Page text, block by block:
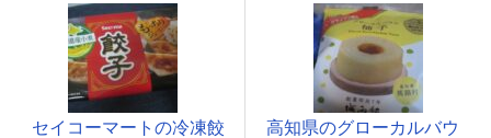
セイコーマートの冷凍餃 高知県のグローカルバウ